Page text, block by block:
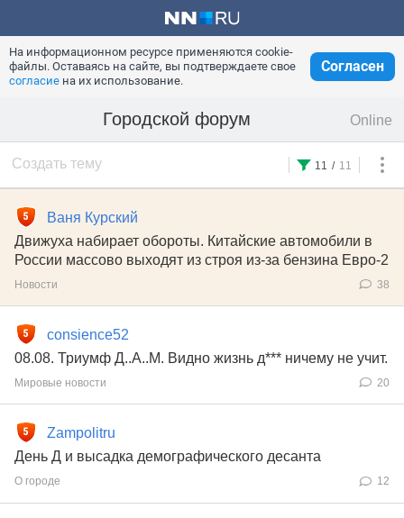
На информационном ресурсе применяются cookie-
файлы. Оставаясь на сайте, вы подтверждаете свое
согласие на их использование.
Согласен
Online
Городской форум
11 / 11
Создать тему
Ваня Курский
Движуха набирает обороты. Китайские автомобили в
России массово выходят из строя из-за бензина Евро-2
38
Новости
consience52
08.08. Триумф Д..А..М. Видно жизнь д*** ничему не учит.
20
Мировые новости
Zampolitru
День Д и высадка демографического десанта
12
О городе